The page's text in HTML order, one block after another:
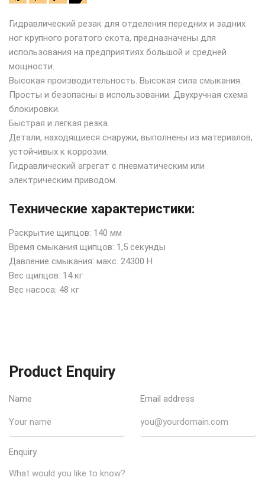
Гидравлический резак для отделения передних и задних
ног крупного рогатого скота, предназначены для
использования на предприятиях большой и средней
мощности.
Высокая производительность. Высокая сила смыкания.
Просты и безопасны в использовании. Двухручная схема
блокировки.
Быстрая и легкая резка.
Детали, находящиеся снаружи, выполнены из материалов,
устойчивых к коррозии.
Гидравлический агрегат с пневматическим или
электрическим приводом.
Технические характеристики:
Раскрытие щипцов: 140 мм
Время смыкания щипцов: 1,5 секунды
Давление смыкания: макс. 24300 Н
Вес щипцов: 14 кг
Вес насоса: 48 кг
Product Enquiry
Name Email address
Enquiry